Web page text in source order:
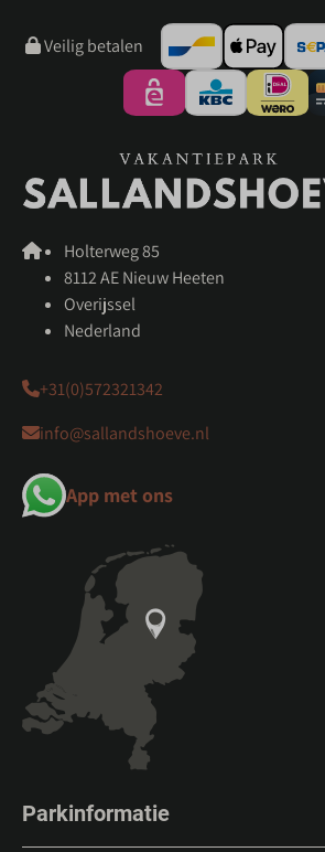
Veilig betalen
Holterweg 85
8112 AE Nieuw Heeten
Overijssel
Nederland
+31(0)572321342
info@sallandshoeve.nl
App met ons
Parkinformatie